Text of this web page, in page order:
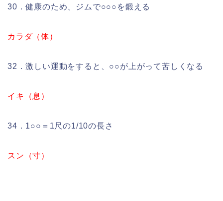
30．健康のため、ジムで○○○を鍛える
カラダ（体）
32．激しい運動をすると、○○が上がって苦しくなる
イキ（息）
34．1○○＝1尺の1/10の長さ
スン（寸）